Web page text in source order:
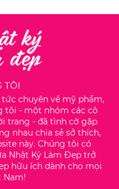
TÔI
chuyên về mỹ phẩm,
tôi - một nhóm các cô
trang - đã tình cờ gặp
nhau chia sẻ sở thích,
này. Chúng tôi có
Nhật Ký Làm Đẹp trở
hữu ích dành cho mọi
Nam!